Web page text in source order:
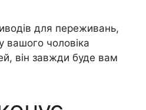
для переживань,
вашого чоловіка
він завжди буде вам